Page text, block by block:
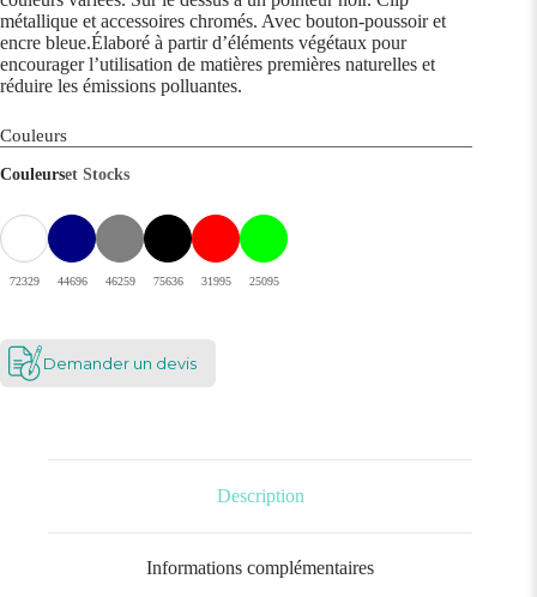
métallique et accessoires chromés. Avec bouton-poussoir et
encre bleue.Élaboré à partir d’éléments végétaux pour
encourager l’utilisation de matières premières naturelles et
réduire les émissions polluantes.
Couleurs
Couleurset Stocks
72329 44696 46259 75636 31995 25095
Demander un devis
Description
Informations complémentaires